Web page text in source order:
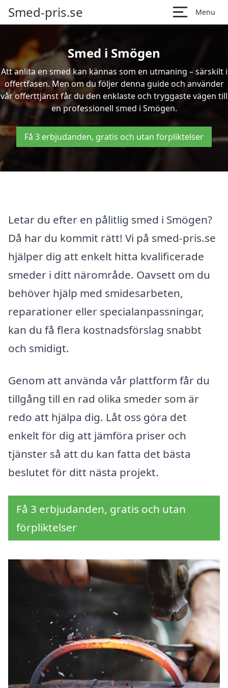
Smed-pris.se Menu
Smed i Smögen
Att anlita en smed kan kännas som en utmaning – särskilt i
offertfasen. Men om du följer denna guide och använder
vår offerttjänst får du den enklaste och tryggaste vägen till
en professionell smed i Smögen.
Få 3 erbjudanden, gratis och utan förpliktelser
Letar du efter en pålitlig smed i Smögen?
Då har du kommit rätt! Vi på smed-pris.se
hjälper dig att enkelt hitta kvalificerade
smeder i ditt närområde. Oavsett om du
behöver hjälp med smidesarbeten,
reparationer eller specialanpassningar,
kan du få flera kostnadsförslag snabbt
och smidigt.
Genom att använda vår plattform får du
tillgång till en rad olika smeder som är
redo att hjälpa dig. Låt oss göra det
enkelt för dig att jämföra priser och
tjänster så att du kan fatta det bästa
beslutet för ditt nästa projekt.
Få 3 erbjudanden, gratis och utan
förpliktelser